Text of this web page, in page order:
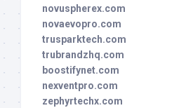
novuspherex.com
novaevopro.com
trusparktech.com
trubrandzhq.com
boostifynet.com
nexventpro.com
zephyrtechx.com